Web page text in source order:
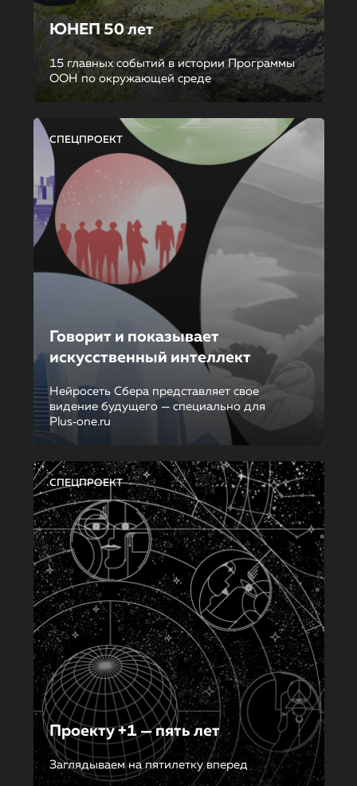
ЮНЕП 50 лет
15 главных событий в истории Программы
ООН по окружающей среде
СПЕЦПРОЕКТ
Говорит и показывает
искусственный интеллект
Нейросеть Сбера представляет свое
видение будущего — специально для
Plus‑one.ru
СПЕЦПРОЕКТ
Проекту +1 — пять лет
Заглядываем на пятилетку вперед